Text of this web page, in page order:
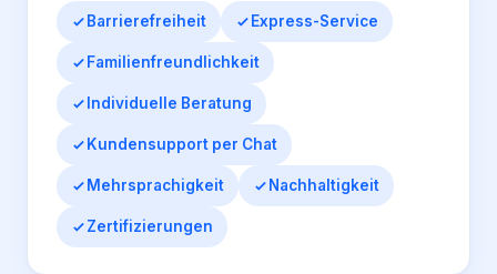
Barrierefreiheit Express-Service
Familienfreundlichkeit
Individuelle Beratung
Kundensupport per Chat
Mehrsprachigkeit Nachhaltigkeit
Zertifizierungen